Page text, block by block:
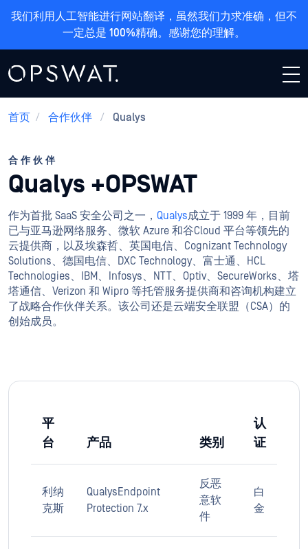
我们利用人工智能进行网站翻译，虽然我们力求准确，但不
一定总是 100%精确。感谢您的理解。
首页 / 合作伙伴 / Qualys
合作伙伴
Qualys +OPSWAT
作为首批 SaaS 安全公司之一， Qualys成立于 1999 年，目前
已与亚马逊网络服务、微软 Azure 和谷Cloud 平台等领先的
云提供商，以及埃森哲、英国电信、Cognizant Technology
Solutions、德国电信、DXC Technology、富士通、HCL
Technologies、IBM、Infosys、NTT、Optiv、SecureWorks、塔
塔通信、Verizon 和 Wipro 等托管服务提供商和咨询机构建立
了战略合作伙伴关系。该公司还是云端安全联盟（CSA）的
创始成员。
平
台
产品 类别
认
证
利纳
克斯
QualysEndpoint
Protection 7.x
反恶
意软
件
白
金